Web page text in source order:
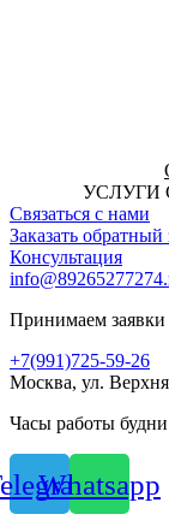
УСЛУГИ
Связаться с нами
Заказать обратный
Консультация
Принимаем заявки
+7(991)725-59-26
Москва, ул.
Часы работы
Whatsapp